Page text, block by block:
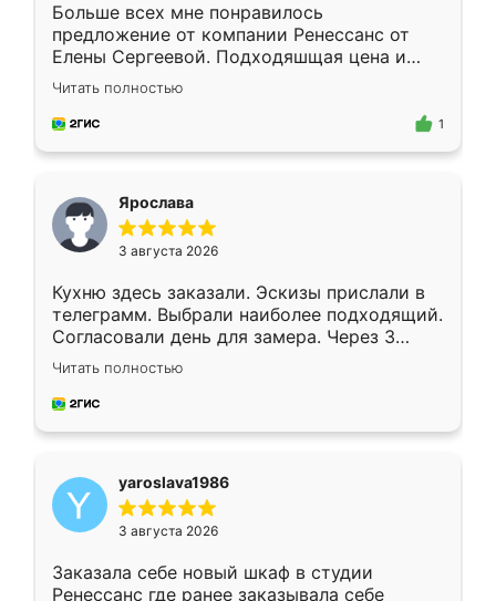
Больше всех мне понравилось
предложение от компании Ренессанс от
Елены Сергеевой. Подходяшщая цена и
короткие сроки изготовления. Приехавший
для замера сотрудник Владислав
предложил по моему эскизу самый
Читать полностью
1
Ярослава
3 августа 2026
Кухню здесь заказали. Эскизы прислали в
телеграмм. Выбрали наиболее подходящий.
Согласовали день для замера. Через 3
недели кухня была уже готова. Остались
довольны работой. Спасибо Ренессанс
мебель за качественную работу!
Читать полностью
yaroslava1986
3 августа 2026
Заказала себе новый шкаф в студии
Ренессанс где ранее заказывала себе